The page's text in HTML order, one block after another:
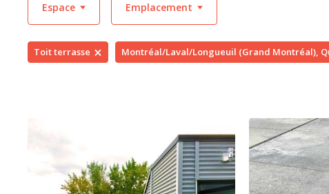
Espace Emplacement
Toit terrasse Montréal/Laval/Longueuil (Grand Montréal),